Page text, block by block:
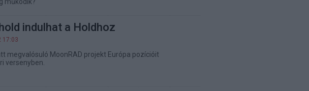
indulhat a Holdhoz
17:03
megvalósuló MoonRAD projekt Európa pozícióit
versenyben.